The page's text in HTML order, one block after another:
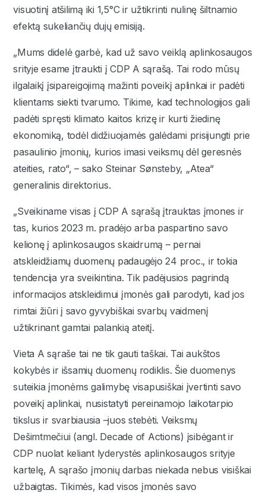
visuotinį atšilimą iki 1,5°C ir užtikrinti nulinę šiltnamio
efektą sukeliančių dujų emisiją.
„Mums didelė garbė, kad už savo veiklą aplinkosaugos
srityje esame įtraukti į CDP A sąrašą. Tai rodo mūsų
ilgalaikį įsipareigojimą mažinti poveikį aplinkai ir padėti
klientams siekti tvarumo. Tikime, kad technologijos gali
padėti spręsti klimato kaitos krizę ir kurti žiedinę
ekonomiką, todėl didžiuojamės galėdami prisijungti prie
pasaulinio įmonių, kurios imasi veiksmų dėl geresnės
ateities, rato“, – sako Steinar Sønsteby, „Atea“
generalinis direktorius.
„Sveikiname visas į CDP A sąrašą įtrauktas įmones ir
tas, kurios 2023 m. pradėjo arba paspartino savo
kelionę į aplinkosaugos skaidrumą – pernai
atskleidžiamų duomenų padaugėjo 24 proc., ir tokia
tendencija yra sveikintina. Tik padėjusios pagrindą
informacijos atskleidimui įmonės gali parodyti, kad jos
rimtai žiūri į savo gyvybiškai svarbų vaidmenį
užtikrinant gamtai palankią ateitį.
Vieta A sąraše tai ne tik gauti taškai. Tai aukštos
kokybės ir išsamių duomenų rodiklis. Šie duomenys
suteikia įmonėms galimybę visapusiškai įvertinti savo
poveikį aplinkai, nusistatyti pereinamojo laikotarpio
tikslus ir svarbiausia –juos stebėti. Veiksmų
Dešimtmečiui (angl. Decade of Actions) įsibėgant ir
CDP nuolat keliant lyderystės aplinkosaugos srityje
kartelę, A sąrašo įmonių darbas niekada nebus visiškai
užbaigtas. Tikimės, kad visos įmonės savo